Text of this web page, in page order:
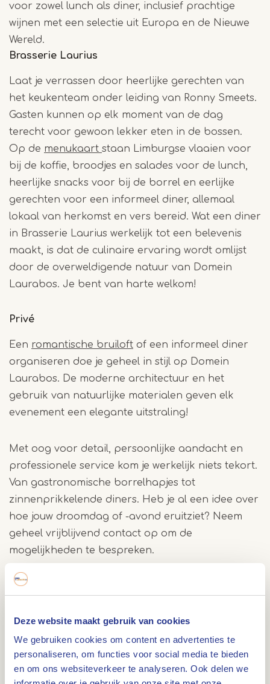
Deze website maakt gebruik van cookies
We gebruiken cookies om content en advertenties te
personaliseren, om functies voor social media te bieden
en om ons websiteverkeer te analyseren. Ook delen we
voor zowel lunch als diner, inclusief prachtige
wijnen met een selectie uit Europa en de Nieuwe
Wereld.
Brasserie Laurius
Laat je verrassen door heerlijke gerechten van
het keukenteam onder leiding van Ronny Smeets.
Gasten kunnen op elk moment van de dag
terecht voor gewoon lekker eten in de bossen.
Op de menukaart staan Limburgse vlaaien voor
bij de koffie, broodjes en salades voor de lunch,
heerlijke snacks voor bij de borrel en eerlijke
gerechten voor een informeel diner, allemaal
lokaal van herkomst en vers bereid. Wat een diner
in Brasserie Laurius werkelijk tot een belevenis
maakt, is dat de culinaire ervaring wordt omlijst
door de overweldigende natuur van Domein
Laurabos. Je bent van harte welkom!
Privé
Een romantische bruiloft of een informeel diner
organiseren doe je geheel in stijl op Domein
Laurabos. De moderne architectuur en het
gebruik van natuurlijke materialen geven elk
evenement een elegante uitstraling!
Met oog voor detail, persoonlijke aandacht en
professionele service kom je werkelijk niets tekort.
Van gastronomische borrelhapjes tot
zinnenprikkelende diners. Heb je al een idee over
hoe jouw droomdag of -avond eruitziet? Neem
geheel vrijblijvend contact op om de
mogelijkheden te bespreken.
Zakelijk
zakelijke bijeenkomsten
Vergaderingen, borrels, workshops en
productpresentaties worden hier in stijl
georganiseerd. De locatie biedt ruimtes van